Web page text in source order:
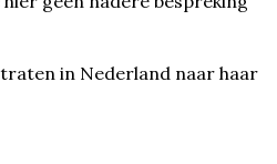
in Nederland naar haar